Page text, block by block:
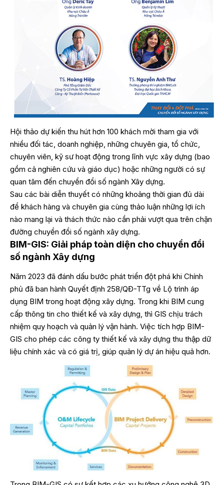
Hội thảo dự kiến thu hút hơn 100 khách mời tham gia với
nhiều đối tác, doanh nghiệp, những chuyên gia, tổ chức,
chuyên viên, kỹ sư hoạt động trong lĩnh vực xây dựng (bao
gồm cả nghiên cứu và giáo dục) hoặc những người có sự
quan tâm đến chuyển đổi số ngành Xây dựng.
Sau các bài diễn thuyết có những khoảng thời gian đủ dài
để khách hàng và chuyên gia cùng thảo luận những lợi ích
nào mang lại và thách thức nào cần phải vượt qua trên chặn
đường chuyển đổi số ngành xây dựng.
BIM-GIS: Giải pháp toàn diện cho chuyển đổi
số ngành Xây dựng
Năm 2023 đã đánh dấu bước phát triển đột phá khi Chính
phủ đã ban hành Quyết định 258/QĐ-TTg về Lộ trình áp
dụng BIM trong hoạt động xây dựng. Trong khi BIM cung
cấp thông tin cho thiết kế và xây dựng, thì GIS chịu trách
nhiệm quy hoạch và quản lý vận hành. Việc tích hợp BIM-
GIS cho phép các công ty thiết kế và xây dựng thu thập dữ
liệu chính xác và có giá trị, giúp quản lý dự án hiệu quả hơn.